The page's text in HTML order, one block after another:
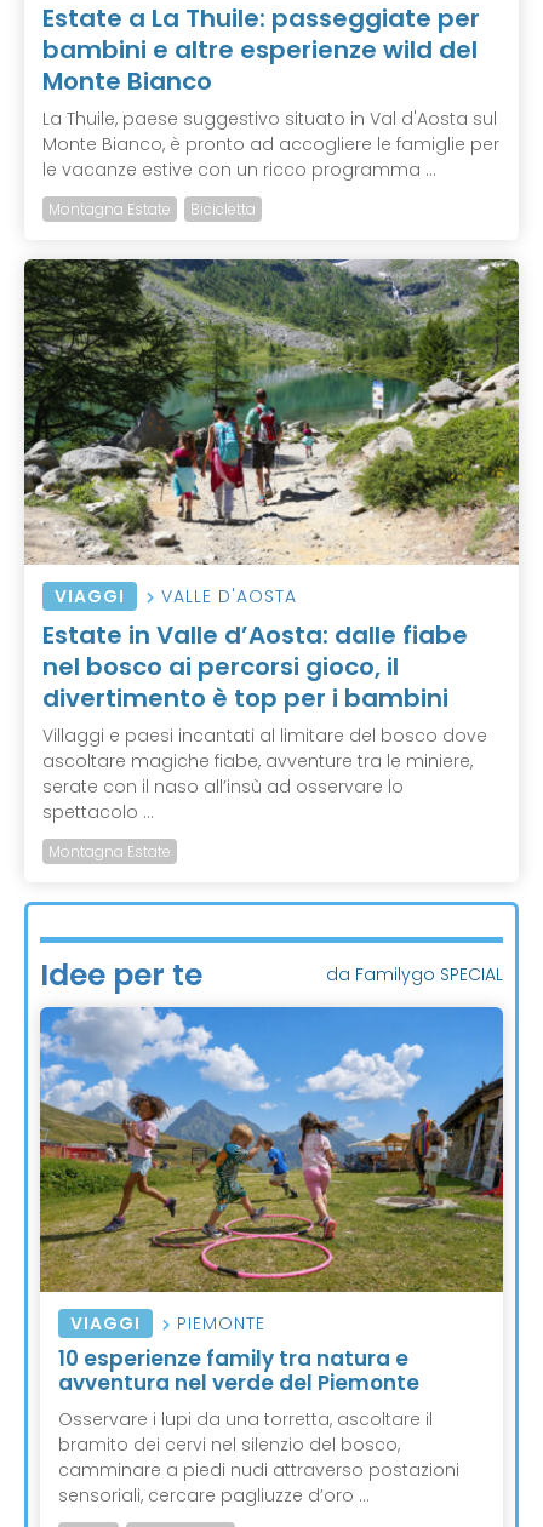
Estate a La Thuile: passeggiate per
bambini e altre esperienze wild del
Monte Bianco
La Thuile, paese suggestivo situato in Val d'Aosta sul
Monte Bianco, è pronto ad accogliere le famiglie per
le vacanze estive con un ricco programma ...
Montagna Estate Bicicletta
VIAGGI VALLE D'AOSTA
Estate in Valle d’Aosta: dalle fiabe
nel bosco ai percorsi gioco, il
divertimento è top per i bambini
Villaggi e paesi incantati al limitare del bosco dove
ascoltare magiche fiabe, avventure tra le miniere,
serate con il naso all’insù ad osservare lo
spettacolo ...
Montagna Estate
Idee per te da Familygo SPECIAL
VIAGGI PIEMONTE
10 esperienze family tra natura e
avventura nel verde del Piemonte
Osservare i lupi da una torretta, ascoltare il
bramito dei cervi nel silenzio del bosco,
camminare a piedi nudi attraverso postazioni
sensoriali, cercare pagliuzze d’oro ...